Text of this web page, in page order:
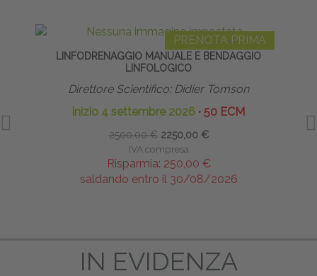
PRENOTA PRIMA
LINFODRENAGGIO MANUALE E BENDAGGIO
LINFOLOGICO
Direttore Scientifico: Didier Tomson
inizio 4 settembre 2026 ∙ 50 ECM
2500,00 € 2250,00 €
IVA compresa
Risparmia: 250,00 €
saldando entro il 30/08/2026
IN EVIDENZA